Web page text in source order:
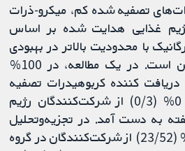
تصفیه شده کم، میکرو-ذرات
غذایی هدایت شده بر اساس
با محدودیت بالاتر در بهبودی
بالینی CD فعال، نامطمئن است. در یک مطالعه، در 100%
دریافت کننده کربوهیدرات تصفیه
شده کم در مقایسه با 0% (0/3) از شرکت‌کنندگان رژیم
بهبودی در 4 هفته به دست آمد. در تجزیه‌و‌تحلیل
تجمعی از دو مطالعه، 44% (23/52) از شرکت‌کنندگان در گروه